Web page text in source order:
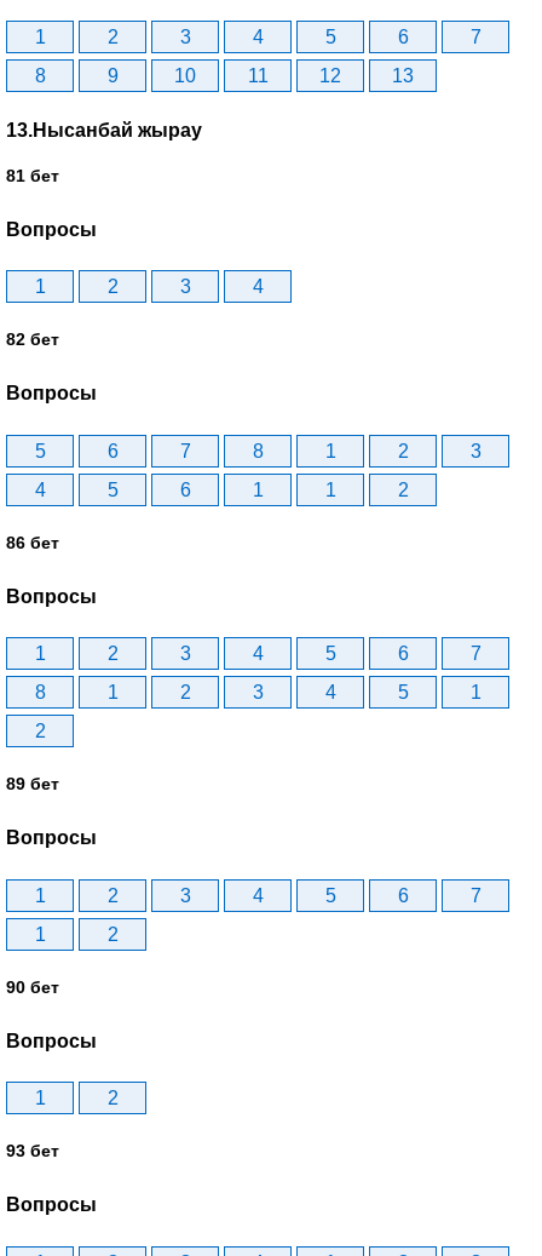
1 2 3 4 5 6
7
8
9 10 11 12 13
13.Нысанбай жырау
81 бет
Вопросы
1 2 3 4
82 бет
Вопросы
5 6 7 8 1 2
3
4
5 6 1 1 2
86 бет
Вопросы
1 2 3 4 5 6
7
8
1 2 3 4 5
1
2
89 бет
Вопросы
1 2 3 4 5 6
7
1
2
90 бет
Вопросы
1 2
93 бет
Вопросы